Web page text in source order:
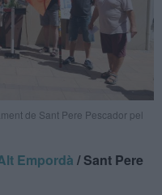
de Sant Pere Pescador pel
Empordà / Sant Pere